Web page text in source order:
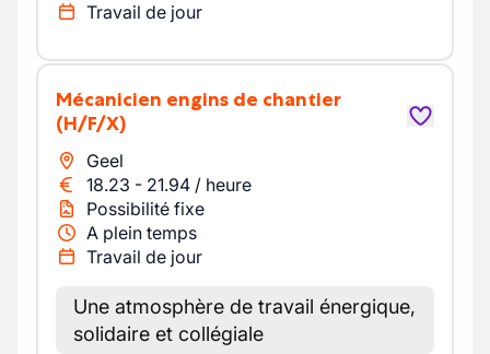
Travail de jour
Mécanicien engins de chantier
(H/F/X)
Geel
18.23 - 21.94 / heure
Possibilité fixe
A plein temps
Travail de jour
Une atmosphère de travail énergique,
solidaire et collégiale